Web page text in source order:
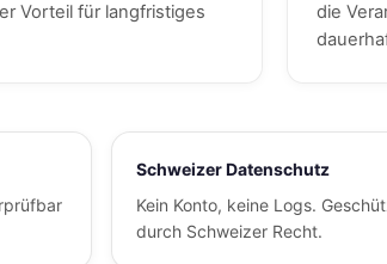
Vorteil für langfristiges
die
Schweizer Datenschutz
Kein Konto, keine Logs.
durch Schweizer Recht.